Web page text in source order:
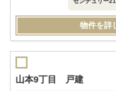
物件を詳
山本9丁目 戸建